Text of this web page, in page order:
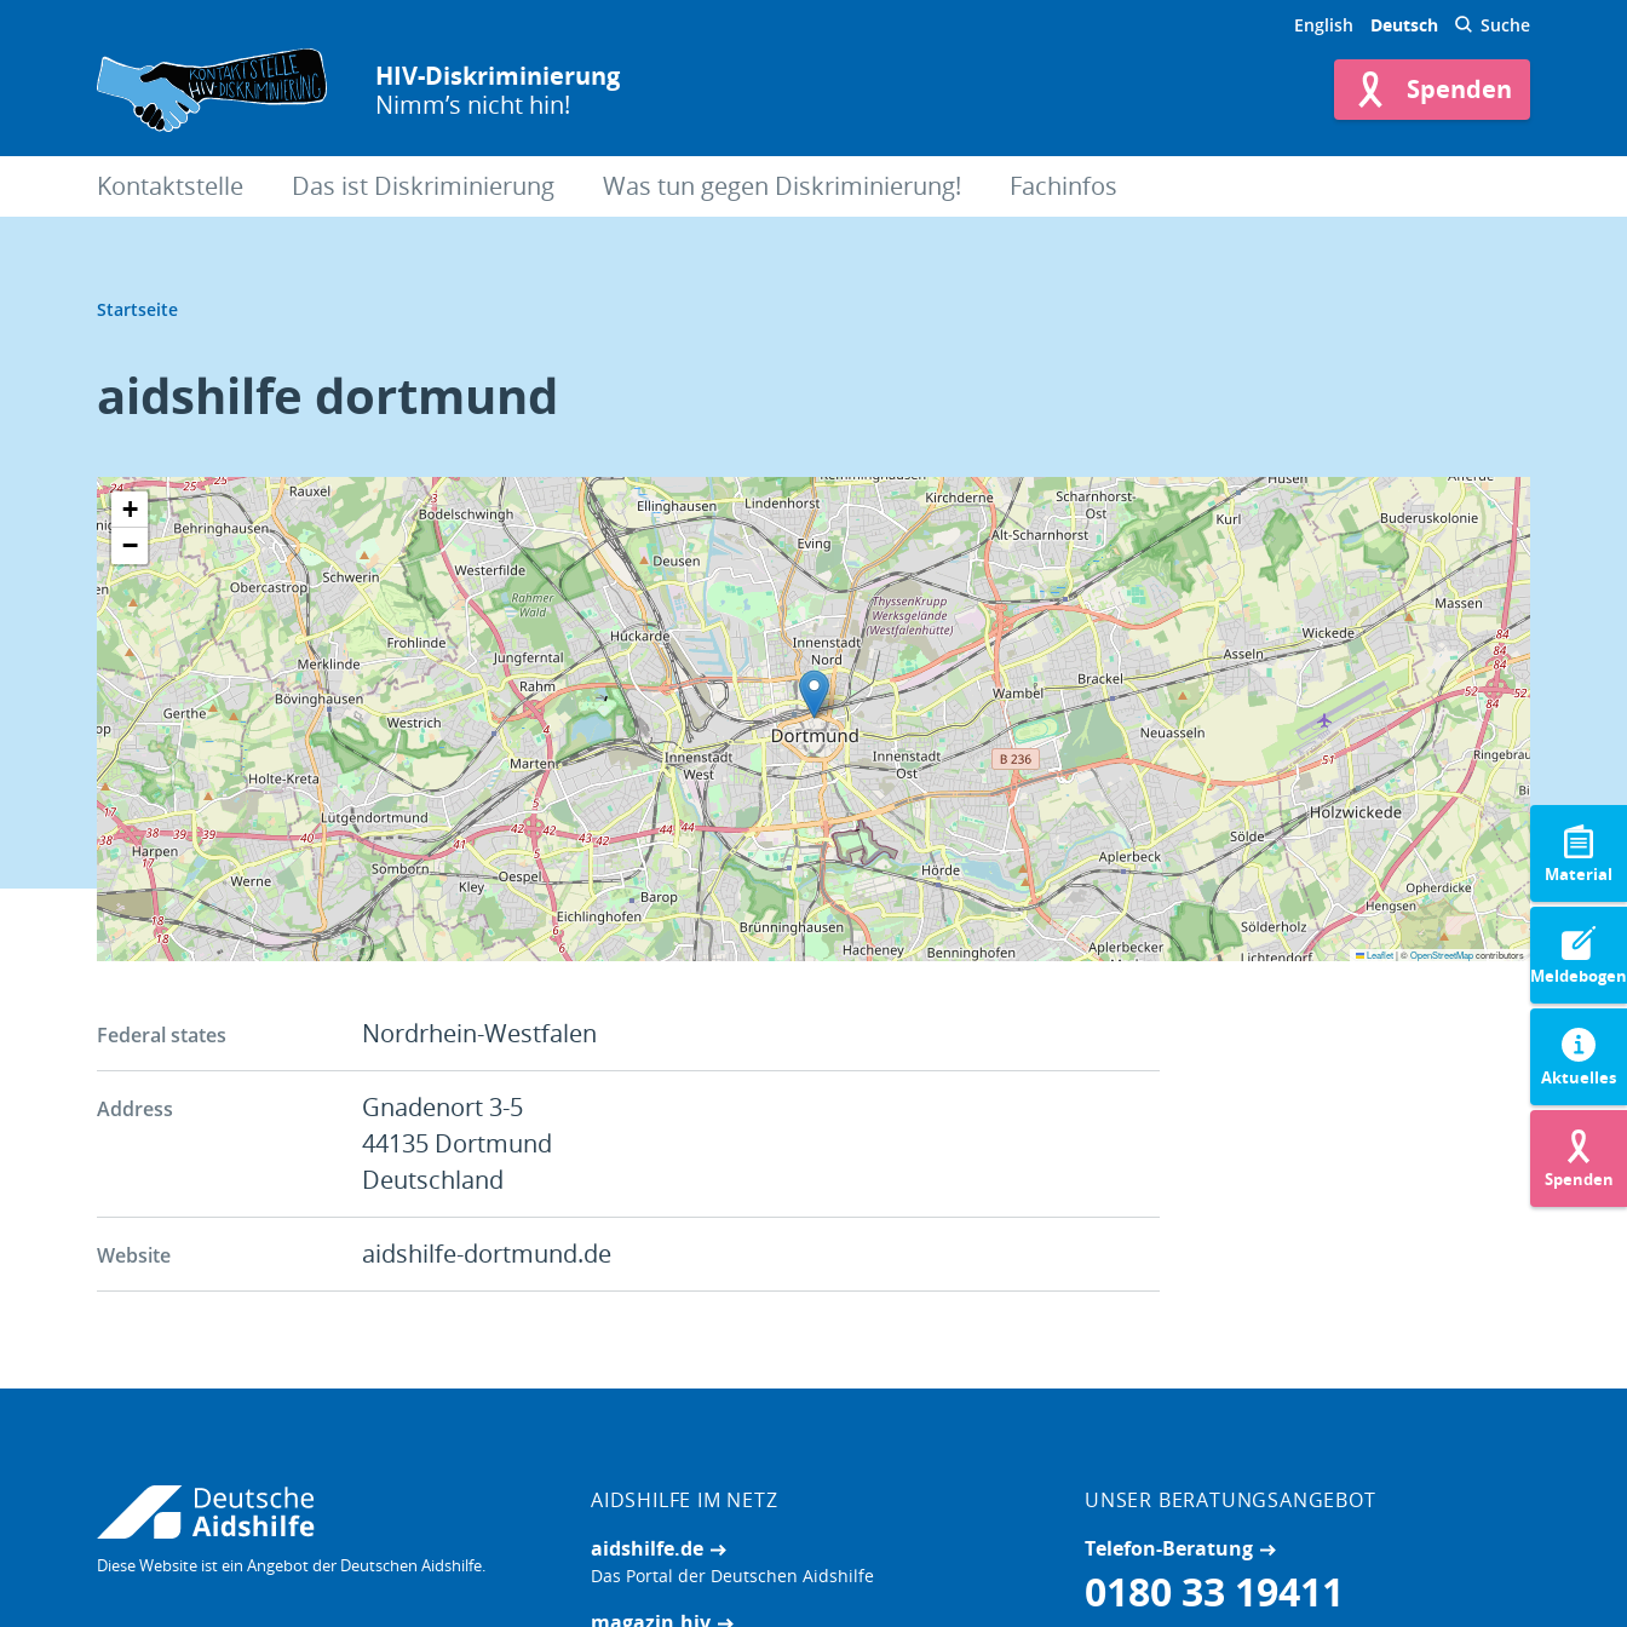
English Deutsch Suche
HIV-Diskriminierung
Nimm’s nicht hin!
Spenden
Hauptnavigation
Kontaktstelle Das ist Diskriminierung Was tun gegen Diskriminierung! Fachinfos
Pfadnavigation
Startseite
aidshilfe dortmund
+
−
Leaflet|©OpenStreetMapcontributors
Federal states Nordrhein-Westfalen
Address
Gnadenort 3-5
44135 Dortmund
Deutschland
Website aidshilfe-dortmund.de
Diese Website ist ein Angebot der Deutschen Aidshilfe.
Material
Meldebogen
Aktuelles
Spenden
AIDSHILFE IM NETZ
aidshilfe.de
Das Portal der Deutschen Aidshilfe
UNSER BERATUNGSANGEBOT
Telefon-Beratung
0180 33 19411